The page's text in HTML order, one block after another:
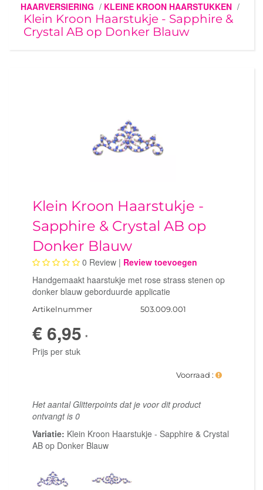
HAARVERSIERING / KLEINE KROON HAARSTUKKEN /
Klein Kroon Haarstukje - Sapphire &
Crystal AB op Donker Blauw
Klein Kroon Haarstukje -
Sapphire & Crystal AB op
Donker Blauw
0 Review | Review toevoegen
Handgemaakt haarstukje met rose strass stenen op
donker blauw geborduurde applicatie
Artikelnummer 503.009.001
€ 6,95 *
Prijs per stuk
Voorraad :
Het aantal Glitterpoints dat je voor dit product
ontvangt is 0
Variatie: Klein Kroon Haarstukje - Sapphire & Crystal
AB op Donker Blauw